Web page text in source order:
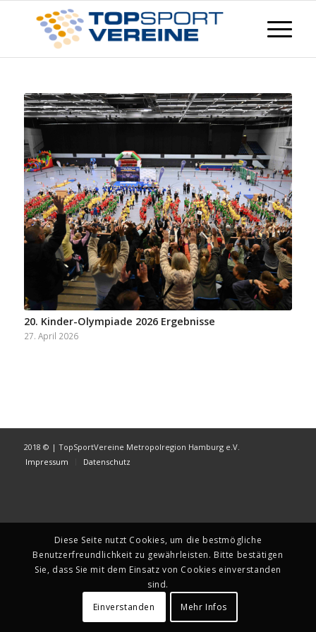
20. Kinder-Olympiade 2026 Ergebnisse
27. April 2026
2018 © | TopSportVereine Metropolregion Hamburg e.V.
Impressum
Datenschutz
Diese Seite nutzt Cookies, um die bestmögliche
Benutzerfreundlichkeit zu gewährleisten. Bitte bestätigen
Sie, dass Sie mit dem Einsatz von Cookies einverstanden
sind.
Einverstanden
Mehr Infos